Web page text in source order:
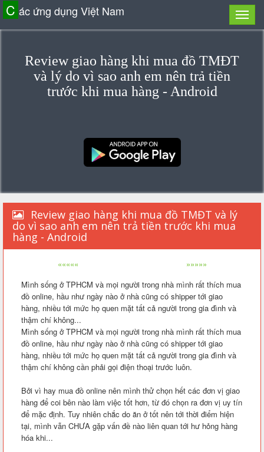
C ác ứng dụng Việt Nam
Review giao hàng khi mua đồ TMĐT
và lý do vì sao anh em nên trả tiền
trước khi mua hàng - Android
Review giao hàng khi mua đồ TMĐT và lý
do vì sao anh em nên trả tiền trước khi mua
hàng - Android
«««««
»»»»»
Mình sống ở TPHCM và mọi người trong nhà mình rất thích mua
đồ online, hầu như ngày nào ở nhà cũng có shipper tới giao
hàng, nhiều tới mức họ quen mặt tất cả người trong gia đình và
thậm chí không...
Mình sống ở TPHCM và mọi người trong nhà mình rất thích mua
đồ online, hầu như ngày nào ở nhà cũng có shipper tới giao
hàng, nhiều tới mức họ quen mặt tất cả người trong gia đình và
thậm chí không cần phải gọi điện thoại trước luôn.
Bởi vì hay mua đồ online nên mình thử chọn hết các đơn vị giao
hàng để coi bên nào làm việc tốt hơn, từ đó chọn ra đơn vị uy tín
để mặc định. Tuy nhiên chắc do ăn ở tốt nên tới thời điểm hiện
tại, mình vẫn CHƯA gặp vấn đề nào liên quan tới hư hỏng hàng
hóa khi...